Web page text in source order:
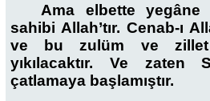
Ama elbette
sahibi Allah’tır. Cenab-ı
ve bu zulüm ve zillet
yıkılacaktır. Ve zaten
çatlamaya başlamıştır.